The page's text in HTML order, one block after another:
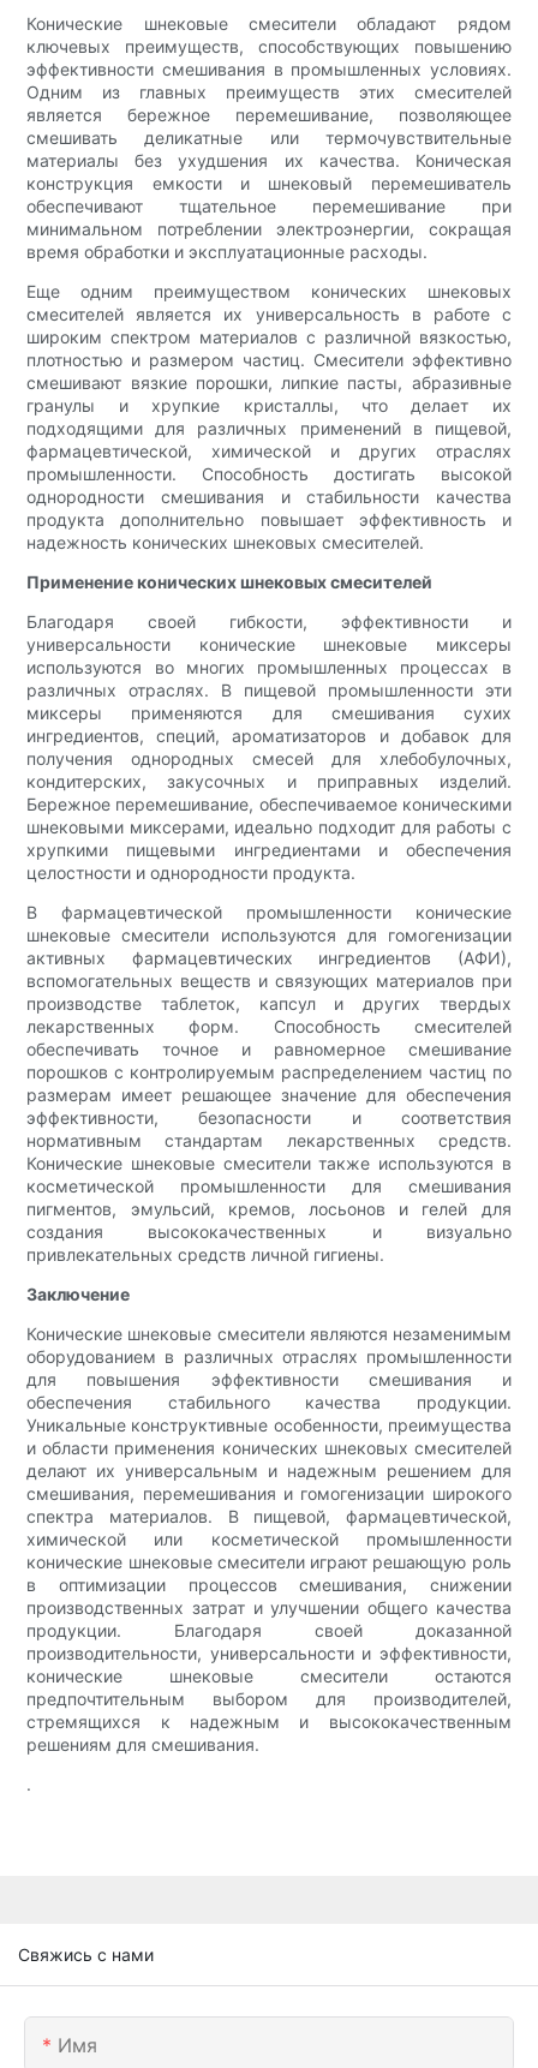
Конические шнековые смесители обладают рядом
ключевых преимуществ, способствующих повышению
эффективности смешивания в промышленных условиях.
Одним из главных преимуществ этих смесителей
является бережное перемешивание, позволяющее
смешивать деликатные или термочувствительные
материалы без ухудшения их качества. Коническая
конструкция емкости и шнековый перемешиватель
обеспечивают тщательное перемешивание при
минимальном потреблении электроэнергии, сокращая
время обработки и эксплуатационные расходы.
Еще одним преимуществом конических шнековых
смесителей является их универсальность в работе с
широким спектром материалов с различной вязкостью,
плотностью и размером частиц. Смесители эффективно
смешивают вязкие порошки, липкие пасты, абразивные
гранулы и хрупкие кристаллы, что делает их
подходящими для различных применений в пищевой,
фармацевтической, химической и других отраслях
промышленности. Способность достигать высокой
однородности смешивания и стабильности качества
продукта дополнительно повышает эффективность и
надежность конических шнековых смесителей.
Применение конических шнековых смесителей
Благодаря своей гибкости, эффективности и
универсальности конические шнековые миксеры
используются во многих промышленных процессах в
различных отраслях. В пищевой промышленности эти
миксеры применяются для смешивания сухих
ингредиентов, специй, ароматизаторов и добавок для
получения однородных смесей для хлебобулочных,
кондитерских, закусочных и приправных изделий.
Бережное перемешивание, обеспечиваемое коническими
шнековыми миксерами, идеально подходит для работы с
хрупкими пищевыми ингредиентами и обеспечения
целостности и однородности продукта.
В фармацевтической промышленности конические
шнековые смесители используются для гомогенизации
активных фармацевтических ингредиентов (АФИ),
вспомогательных веществ и связующих материалов при
производстве таблеток, капсул и других твердых
лекарственных форм. Способность смесителей
обеспечивать точное и равномерное смешивание
порошков с контролируемым распределением частиц по
размерам имеет решающее значение для обеспечения
эффективности, безопасности и соответствия
нормативным стандартам лекарственных средств.
Конические шнековые смесители также используются в
косметической промышленности для смешивания
пигментов, эмульсий, кремов, лосьонов и гелей для
создания высококачественных и визуально
привлекательных средств личной гигиены.
Заключение
Конические шнековые смесители являются незаменимым
оборудованием в различных отраслях промышленности
для повышения эффективности смешивания и
обеспечения стабильного качества продукции.
Уникальные конструктивные особенности, преимущества
и области применения конических шнековых смесителей
делают их универсальным и надежным решением для
смешивания, перемешивания и гомогенизации широкого
спектра материалов. В пищевой, фармацевтической,
химической или косметической промышленности
конические шнековые смесители играют решающую роль
в оптимизации процессов смешивания, снижении
производственных затрат и улучшении общего качества
продукции. Благодаря своей доказанной
производительности, универсальности и эффективности,
конические шнековые смесители остаются
предпочтительным выбором для производителей,
стремящихся к надежным и высококачественным
решениям для смешивания.
.
Свяжись с нами
Имя